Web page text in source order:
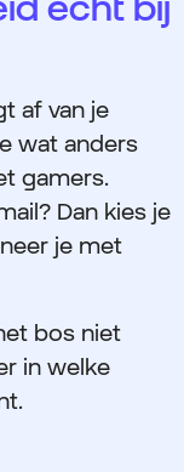
af van je
wat anders
gamers.
Dan kies je
je met
bos niet
in welke